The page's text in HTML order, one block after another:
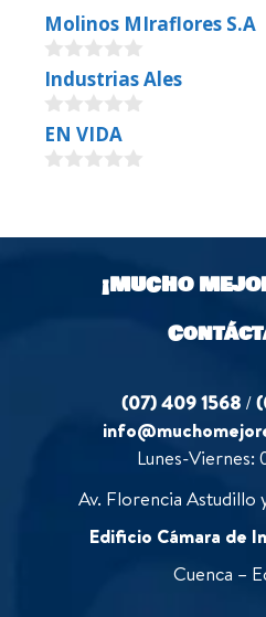
Molinos MIraflores S.A
0
o
u
t
o
f
Industrias Ales
0
o
u
5
EN VIDA
t
¡MUCHO
(07) 409 1568 /
Lunes-Viernes:
Av. Florencia
Edificio Cámara de
Cuenca –